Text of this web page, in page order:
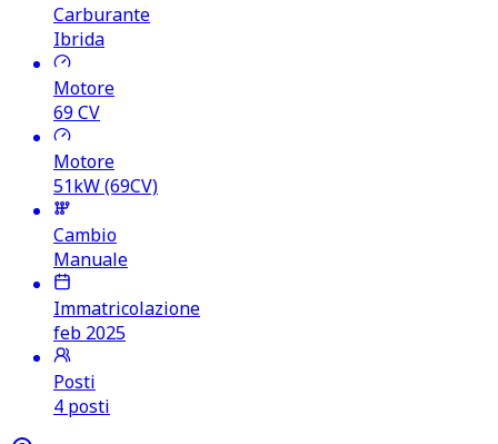
Carburante
Ibrida
Motore
69CV
Motore
51kW (69CV)
Cambio
Manuale
Immatricolazione
feb 2025
Posti
4 posti